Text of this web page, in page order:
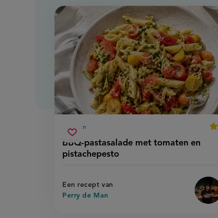
BBQ-pastasalade met tomaten en
pistachepesto
voorbereidingstijd
25 min
Een recept van
Perry de Man
Sla
recept
op
bbq-
pastasalade
met
tomaten
pistachepesto